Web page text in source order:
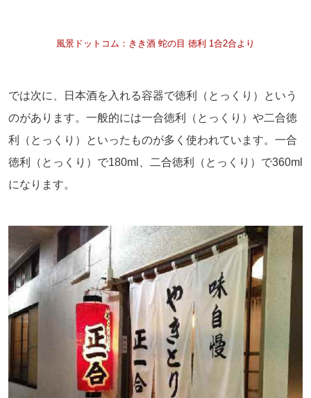
風景ドットコム：きき酒 蛇の目 徳利 1合2合より
では次に、日本酒を入れる容器で徳利（とっくり）という
のがあります。一般的には一合徳利（とっくり）や二合徳
利（とっくり）といったものが多く使われています。一合
徳利（とっくり）で180ml、二合徳利（とっくり）で360ml
になります。